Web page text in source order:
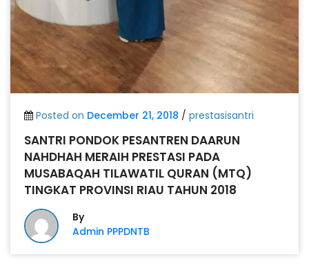
Posted on December 21, 2018 / prestasisantri
SANTRI PONDOK PESANTREN DAARUN
NAHDHAH MERAIH PRESTASI PADA
MUSABAQAH TILAWATIL QURAN (MTQ)
TINGKAT PROVINSI RIAU TAHUN 2018
By
Admin PPPDNTB